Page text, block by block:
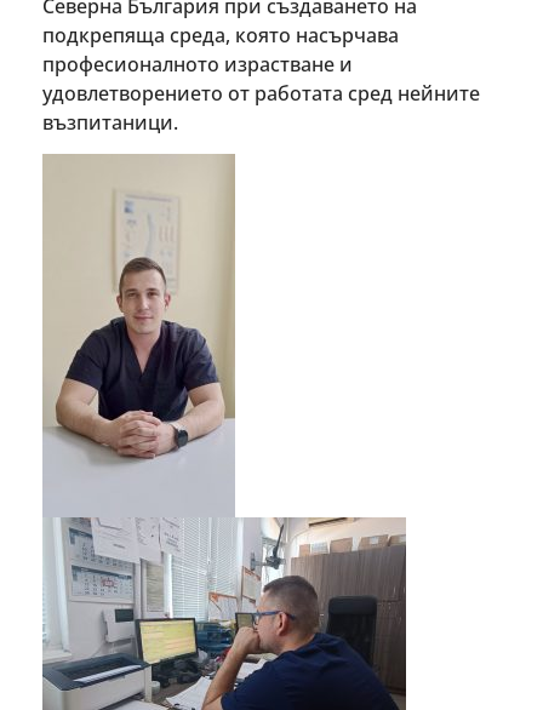
Северна България при създаването на
подкрепяща среда, която насърчава
професионалното израстване и
удовлетворението от работата сред нейните
възпитаници.